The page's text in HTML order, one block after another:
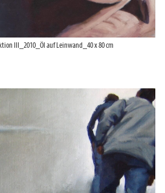
III_2010_Öl auf Leinwand_40 x 80 cm